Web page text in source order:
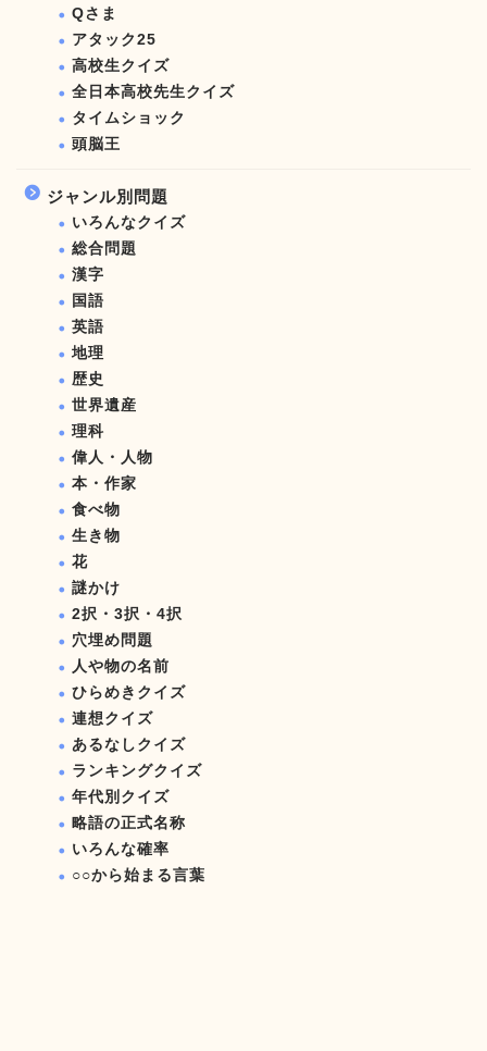
Qさま
アタック25
高校生クイズ
全日本高校先生クイズ
タイムショック
頭脳王
ジャンル別問題
いろんなクイズ
総合問題
漢字
国語
英語
地理
歴史
世界遺産
理科
偉人・人物
本・作家
食べ物
生き物
花
謎かけ
2択・3択・4択
穴埋め問題
人や物の名前
ひらめきクイズ
連想クイズ
あるなしクイズ
ランキングクイズ
年代別クイズ
略語の正式名称
いろんな確率
○○から始まる言葉